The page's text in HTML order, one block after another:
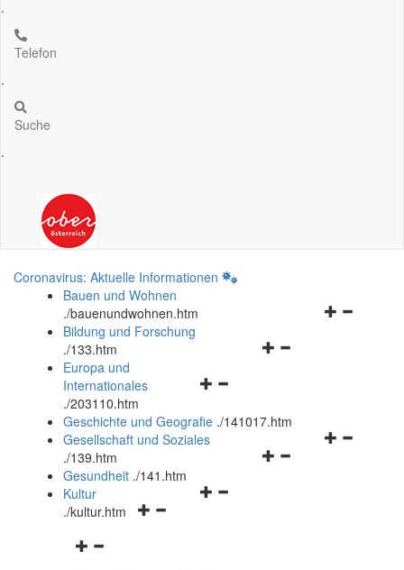
.
Telefon
.
Suche
.
Coronavirus: Aktuelle Informationen
Bauen und Wohnen
./bauenundwohnen.htm
Navigationsmenü
Bildung und Forschung
./133.htm
Navigationsmenü
und
schließen
Europa und
Internationales
./203110.htm
Geschichte und Geografie ./141017.htm
Navigationsmenü
Gesellschaft und Soziales
./139.htm
Navigationsmenü
Gesundheit ./141.htm
Navigationsmenü
Kultur
./kultur.htm
Navigationsmenü